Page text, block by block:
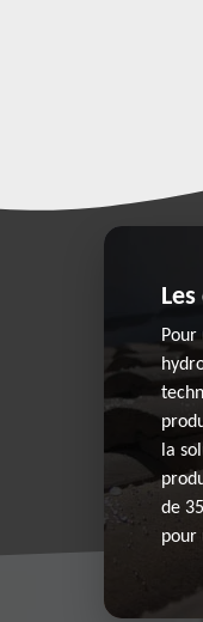
la
de
pour